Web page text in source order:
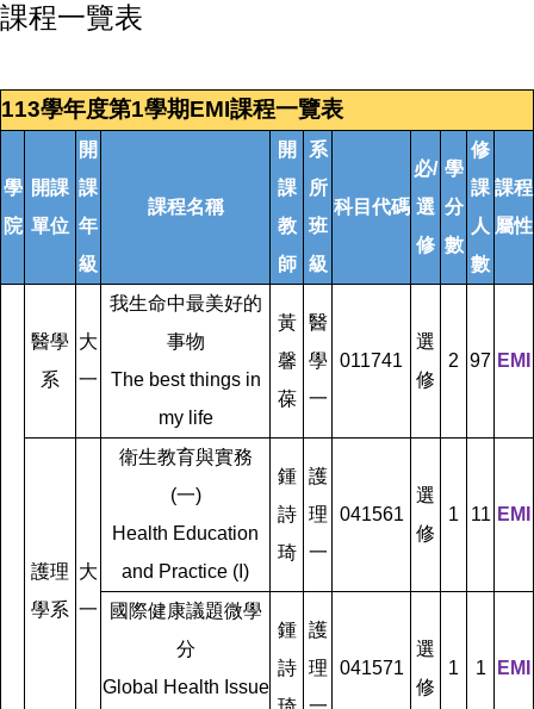
課程一覽表
113學年度第1學期EMI課程一覽表
學
院
開課
單位
開
課
年
級
課程名稱
開
課
教
師
系
所
班
級
科目代碼
必/
選
修
學
分
數
修
課
人
數
課程
屬性
醫學
系
大
一
我生命中最美好的
事物
The best things in
my life
黃
馨
葆
醫
學
一
011741
選
修
2 97 EMI
護理
學系
大
一
衛生教育與實務
(一)
Health Education
and Practice (I)
鍾
詩
琦
護
理
一
041561
選
修
1 11 EMI
國際健康議題微學
分
Global Health Issue
鍾
詩
護
理
041571
選
修
1 1 EMI